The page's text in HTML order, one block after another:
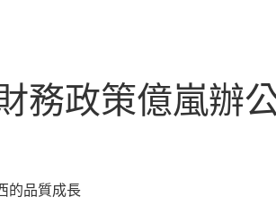
務政策億嵐辦
的品質成長